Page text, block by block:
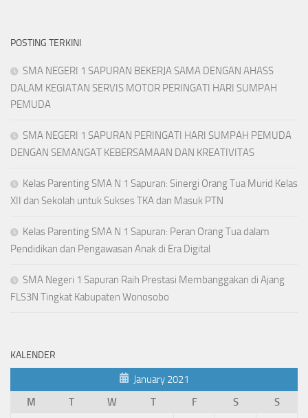
POSTING TERKINI
SMA NEGERI 1 SAPURAN BEKERJA SAMA DENGAN AHASS
DALAM KEGIATAN SERVIS MOTOR PERINGATI HARI SUMPAH
PEMUDA
SMA NEGERI 1 SAPURAN PERINGATI HARI SUMPAH PEMUDA
DENGAN SEMANGAT KEBERSAMAAN DAN KREATIVITAS
Kelas Parenting SMA N 1 Sapuran: Sinergi Orang Tua Murid Kelas
XII dan Sekolah untuk Sukses TKA dan Masuk PTN
Kelas Parenting SMA N 1 Sapuran: Peran Orang Tua dalam
Pendidikan dan Pengawasan Anak di Era Digital
SMA Negeri 1 Sapuran Raih Prestasi Membanggakan di Ajang
FLS3N Tingkat Kabupaten Wonosobo
KALENDER
January 2021
M
T W T F S
S